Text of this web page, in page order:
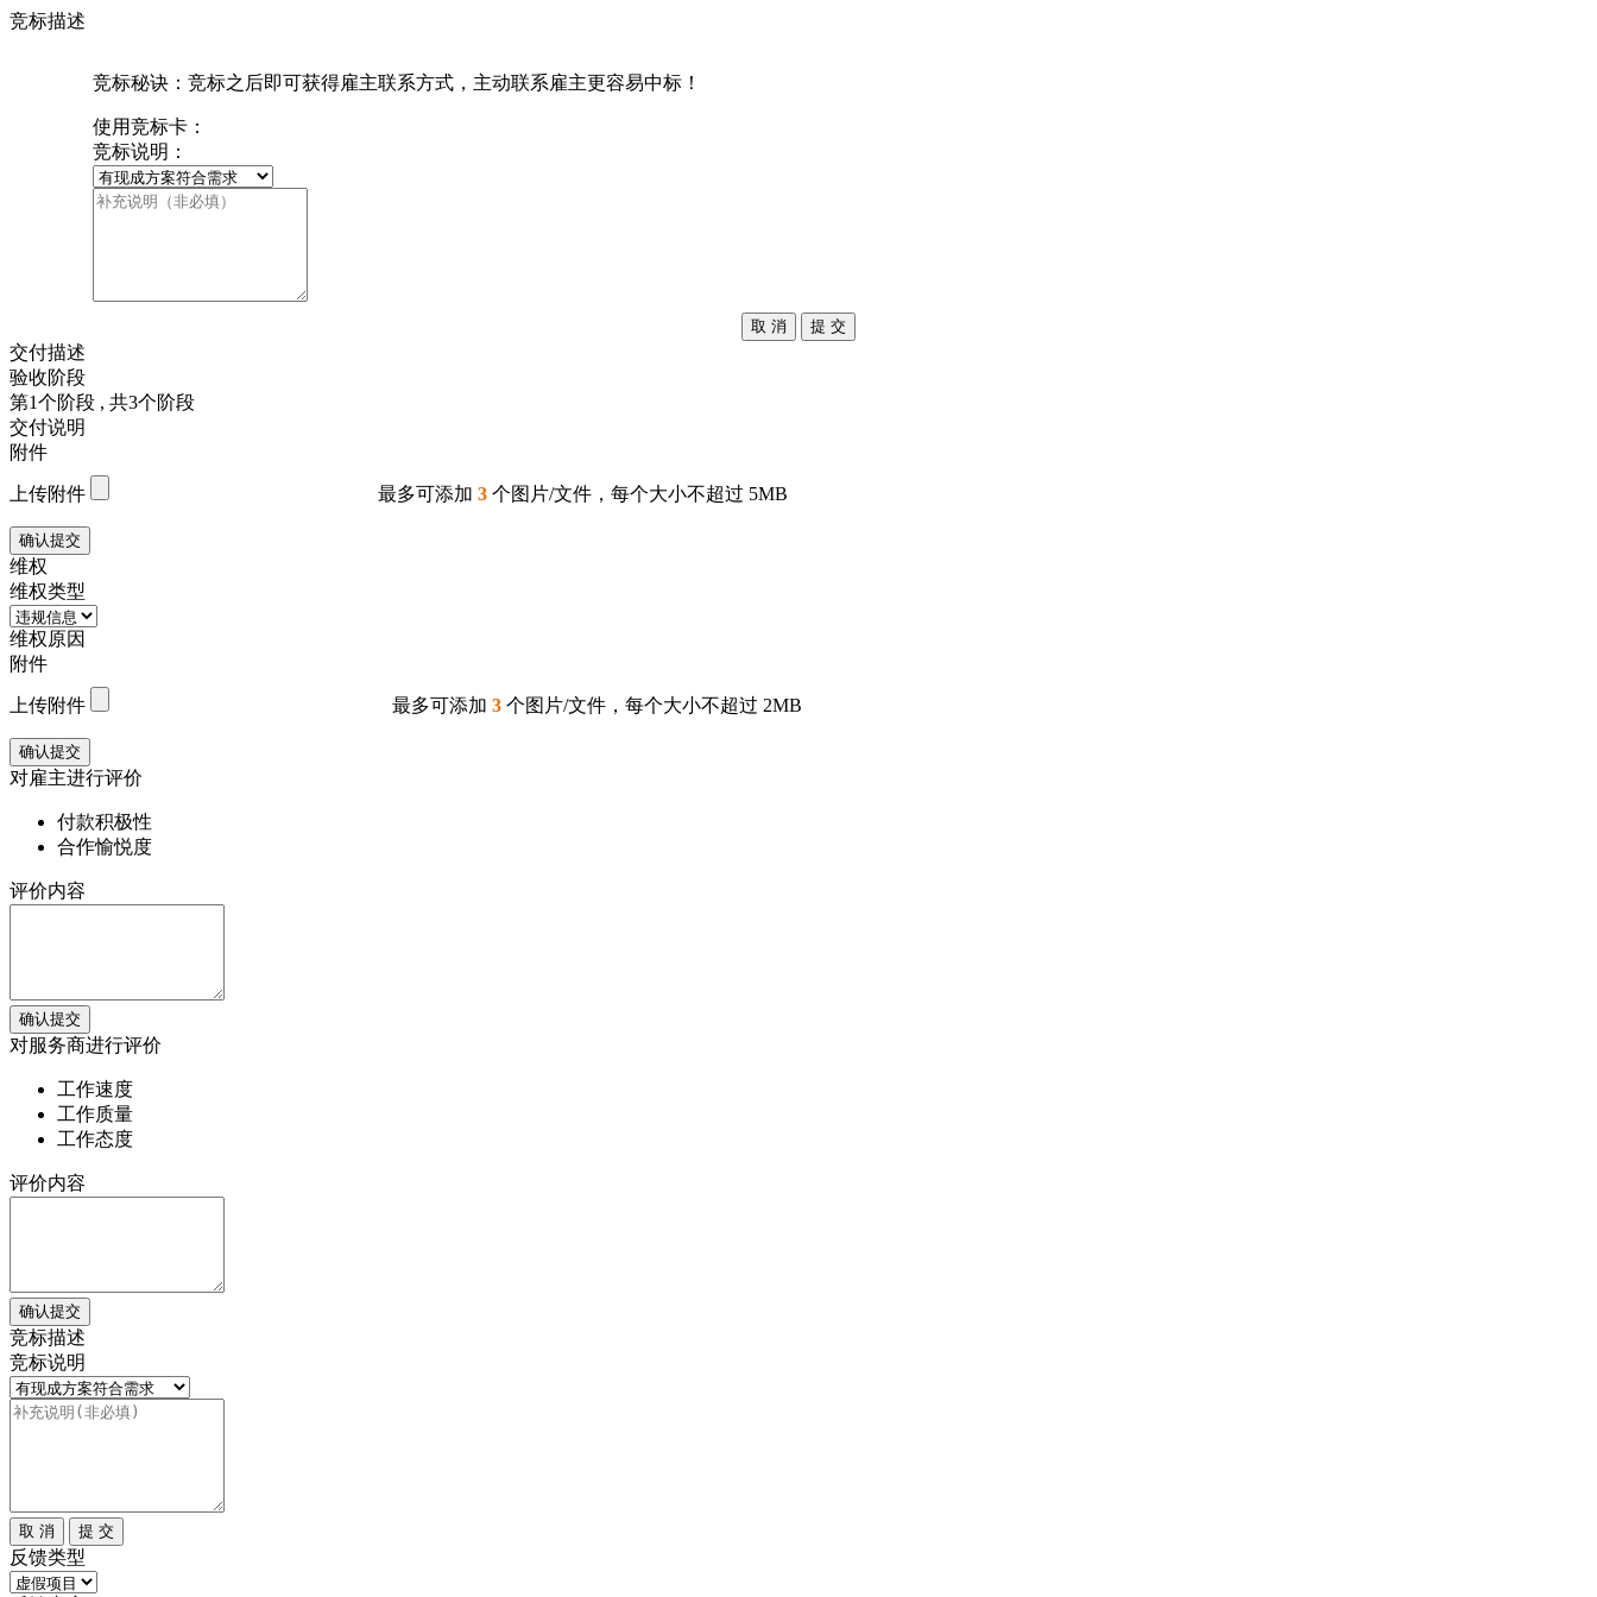
竞标描述
竞标秘诀：竞标之后即可获得雇主联系方式，主动联系雇主更容易中标！
使用竞标卡：
竞标说明：
取 消 提 交
交付描述
验收阶段
第1个阶段 , 共3个阶段
交付说明
附件
上传附件 最多可添加 3 个图片/文件，每个大小不超过 5MB
确认提交
维权
维权类型
维权原因
附件
上传附件 最多可添加 3 个图片/文件，每个大小不超过 2MB
确认提交
对雇主进行评价
付款积极性
合作愉悦度
评价内容
确认提交
对服务商进行评价
工作速度
工作质量
工作态度
评价内容
确认提交
竞标描述
竞标说明
取 消 提 交
反馈类型